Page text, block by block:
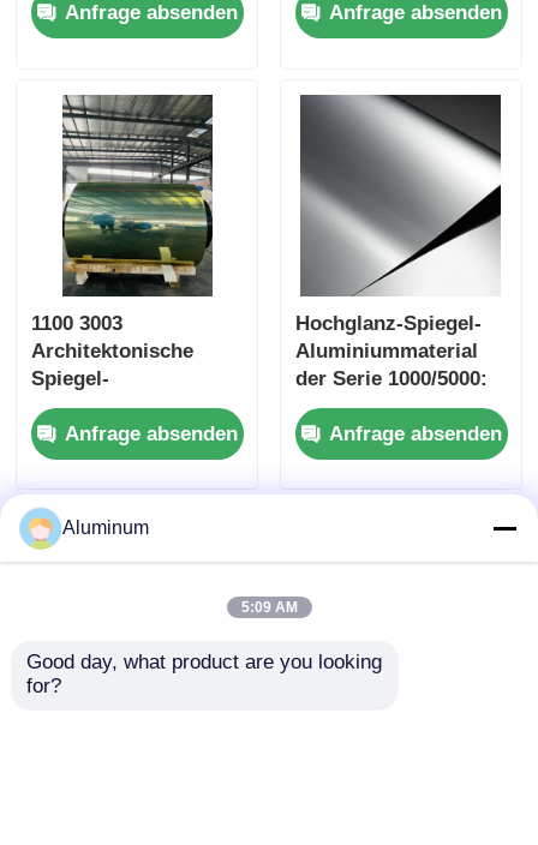
Hochreflektierendes
Poliertes Spiegel
Leichtgewicht 70%
Masseersparnis Für
die Beleuchtung
Reflektor Aufzug
Verkleidung
Dekorationsplatte
Anfrage absenden
Thermische
Stabilitätsplatte für
Schienenflugzeuge
Innenpartition
Anfrage absenden
1100 3003
Architektonische
Spiegel-
Aluminiumbleche für
Aufzug-Innenräume &
Vitrinen
Anfrage absenden
Hochglanz-Spiegel-
Aluminiummaterial
der Serie 1000/5000:
außergewöhnliche
Flachheit und Glanz,
geeignet für die
Präzisionsfertigung
Anfrage absenden
Aluminum
5:09 AM
Good day, what product are you looking
for?